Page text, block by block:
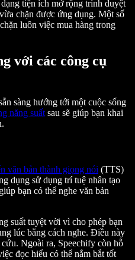
tiện ích mở rộng trình duyệt
chặn được ứng dụng. Một số
luôn việc mua hàng trong
với các công cụ
sàng hướng tới một cuộc sống
năng suất sau sẽ giúp bạn khai
văn bản thành giọng nói (TTS)
dụng sử dụng trí tuệ nhân tạo
bạn có thể nghe văn bản
suất tuyệt vời vì cho phép bạn
lúc bằng cách nghe. Điều này
Ngoài ra, Speechify còn hỗ
đọc hiểu có thể nắm bắt tốt